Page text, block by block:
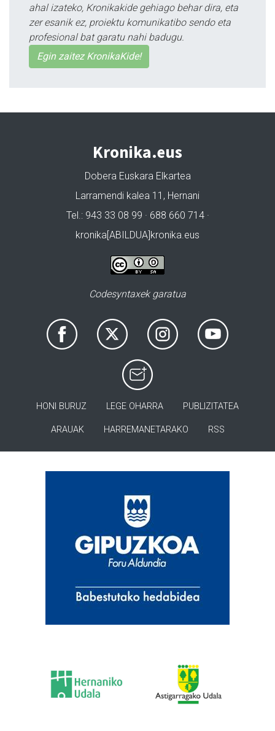
ahal izateko, Kronikakide gehiago behar dira, eta
zer esanik ez, proiektu komunikatibo sendo eta
profesional bat garatu nahi badugu.
Egin zaitez KronikaKide!
Kronika.eus
Dobera Euskara Elkartea
Larramendi kalea 11, Hernani
Tel.: 943 33 08 99 · 688 660 714 ·
kronika[ABILDUA]kronika.eus
Codesyntaxek garatua
HONI BURUZ LEGE OHARRA PUBLIZITATEA
ARAUAK HARREMANETARAKO RSS